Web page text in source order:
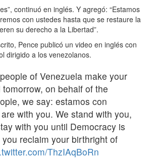
continuó en inglés. Y agregó: “Estamos
con ustedes hasta que se restaure la
su derecho a la Libertad”.
Pence publicó un video en inglés con
dirigido a los venezolanos.
of Venezuela make your
on behalf of the
we say: estamos con
with you. We stand with you,
with you until Democracy is
reclaim your birthright of
ThzIAqBoRn